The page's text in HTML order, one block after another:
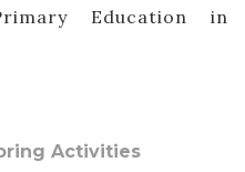
Education in
Activities